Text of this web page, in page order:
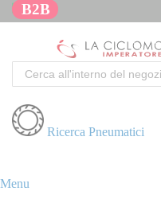
B2B
Cerca
Ricerca Pneumatici
Menu